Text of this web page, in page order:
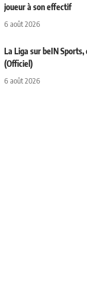
joueur à son effectif
6 août 2026
La Liga sur beIN
(Officiel)
6 août 2026